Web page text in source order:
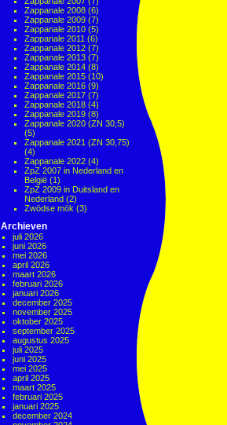
Zappanale 2008 (6)
Zappanale 2009 (7)
Zappanale 2010 (5)
Zappanale 2011 (6)
Zappanale 2012 (7)
Zappanale 2013 (7)
Zappanale 2014 (8)
Zappanale 2015 (10)
Zappanale 2016 (9)
Zappanale 2017 (7)
Zappanale 2018 (4)
Zappanale 2019 (8)
Zappanale 2020 (ZN 30,5)
(5)
Zappanale 2021 (ZN 30,75)
(4)
Zappanale 2022 (4)
ZpZ 2007 in Nederland en
België (1)
ZpZ 2009 in Duitsland en
Nederland (2)
Zwödse mök (3)
Archieven
juli 2026
juni 2026
mei 2026
april 2026
maart 2026
februari 2026
januari 2026
december 2025
november 2025
oktober 2025
september 2025
augustus 2025
juli 2025
juni 2025
mei 2025
april 2025
maart 2025
februari 2025
januari 2025
december 2024